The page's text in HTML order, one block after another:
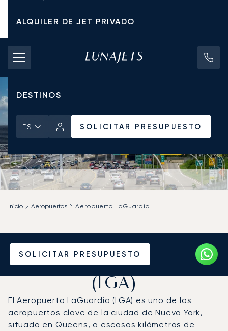
ALQUILER DE JET PRIVADO
TARIFAS DE CHÁRTER
JETS PRIVADOS
DESTINOS
ES SOLICITAR PRESUPUESTO
SOLICITAR PRESUPUESTO
Inicio Aeropuertos Aeropuerto LaGuardia
Vuele en Jet Privado al
Aeropuerto LaGuardia
(LGA)
El Aeropuerto LaGuardia (LGA) es uno de los
aeropuertos clave de la ciudad deNueva York,
situado en Queens, a escasos kilómetros de